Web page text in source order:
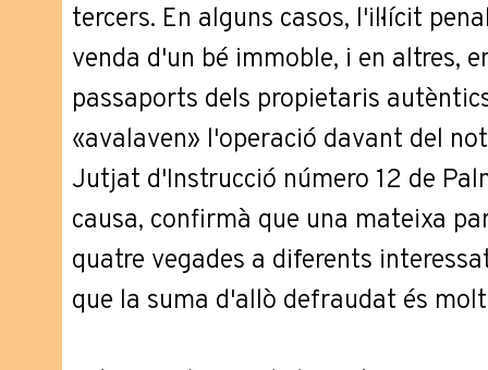
tercers. En alguns casos, l'il·lícit
venda d'un bé immoble, i en altres,
passaports dels propietaris
«avalaven» l'operació davant del
Jutjat d'Instrucció número 12 de
causa, confirmà que una mateixa
quatre vegades a diferents
que la suma d'allò defraudat és